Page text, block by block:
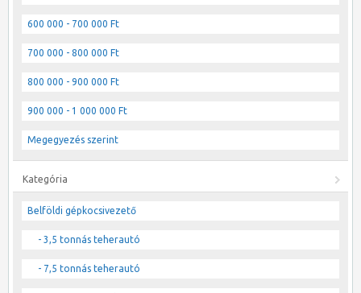
600 000 - 700 000 Ft
700 000 - 800 000 Ft
800 000 - 900 000 Ft
900 000 - 1 000 000 Ft
Megegyezés szerint
Kategória
Belföldi gépkocsivezető
- 3,5 tonnás teherautó
- 7,5 tonnás teherautó